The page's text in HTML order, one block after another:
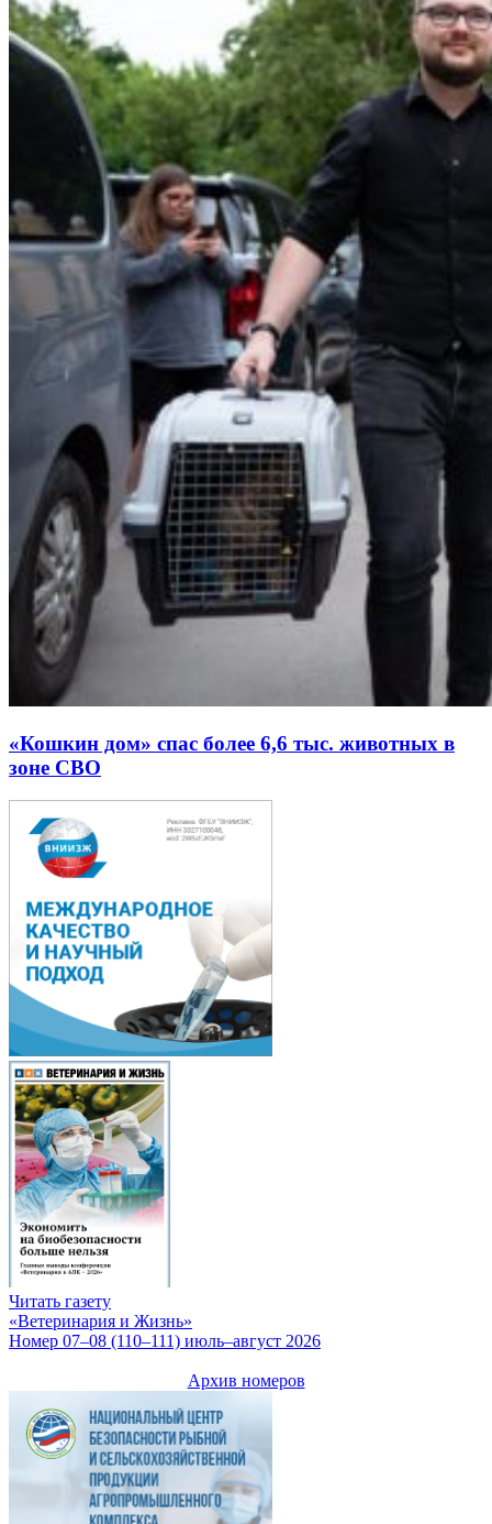
«Кошкин дом» спас более 6,6 тыс. животных в
зоне СВО
Читать газету
«Ветеринария и Жизнь»
Номер 07–08 (110–111) июль–август 2026
Архив номеров